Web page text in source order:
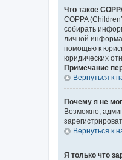
Что такое
COPPA
собирать
личной
помощью к
юридических
Примечание
Вернуться к
Почему я не
Возможно,
Вернуться к
Я только что